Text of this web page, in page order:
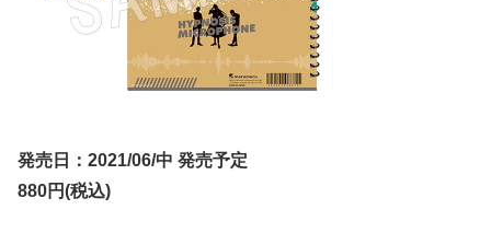
発売日：2021/06/中 発売予定
880円(税込)